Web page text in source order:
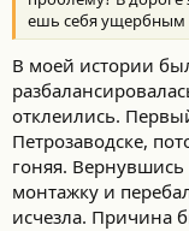
ешь себя ущербным
В моей истории
отклеились.
Петрозаводске,
гоняя.
монтажку и
исчезла. Причина